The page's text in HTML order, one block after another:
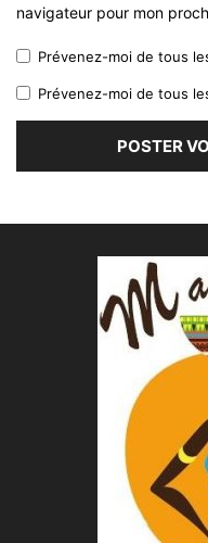
navigateur pour mon
Prévenez-moi de tous
Prévenez-moi de tous